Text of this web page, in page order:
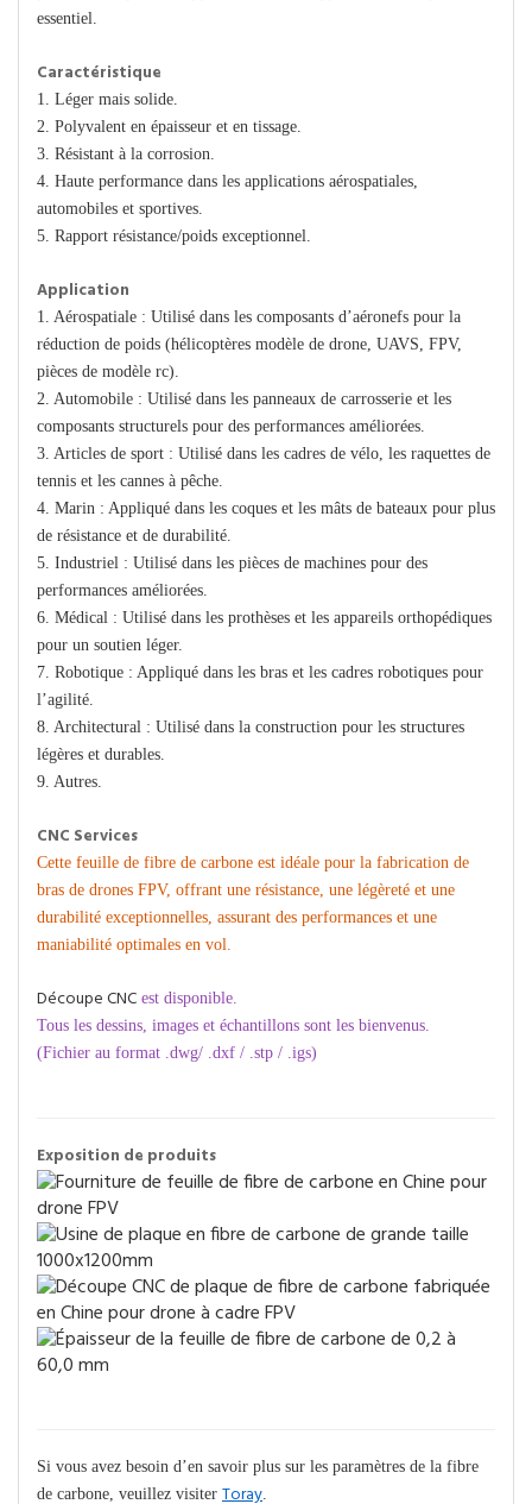
essentiel.
Caractéristique
1. Léger mais solide.
2. Polyvalent en épaisseur et en tissage.
3. Résistant à la corrosion.
4. Haute performance dans les applications aérospatiales,
automobiles et sportives.
5. Rapport résistance/poids exceptionnel.
Application
1. Aérospatiale : Utilisé dans les composants d’aéronefs pour la
réduction de poids (hélicoptères modèle de drone, UAVS, FPV,
pièces de modèle rc).
2. Automobile : Utilisé dans les panneaux de carrosserie et les
composants structurels pour des performances améliorées.
3. Articles de sport : Utilisé dans les cadres de vélo, les raquettes de
tennis et les cannes à pêche.
4. Marin : Appliqué dans les coques et les mâts de bateaux pour plus
de résistance et de durabilité.
5. Industriel : Utilisé dans les pièces de machines pour des
performances améliorées.
6. Médical : Utilisé dans les prothèses et les appareils orthopédiques
pour un soutien léger.
7. Robotique : Appliqué dans les bras et les cadres robotiques pour
l’agilité.
8. Architectural : Utilisé dans la construction pour les structures
légères et durables.
9. Autres.
CNC Services
Cette feuille de fibre de carbone est idéale pour la fabrication de
bras de drones FPV, offrant une résistance, une légèreté et une
durabilité exceptionnelles, assurant des performances et une
maniabilité optimales en vol.
Découpe CNC est disponible.
Tous les dessins, images et échantillons sont les bienvenus.
(Fichier au format .dwg/ .dxf / .stp / .igs)
Exposition de produits
Si vous avez besoin d’en savoir plus sur les paramètres de la fibre
de carbone, veuillez visiter Toray